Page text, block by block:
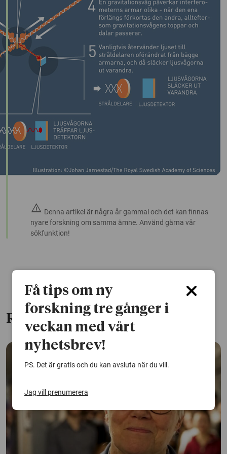
warning Denna artikel är några år gammal och det kan finnas
nyare forskning om samma ämne. Använd gärna vår
sökfunktion!
Relaterade artiklar
Få tips om ny
forskning tre gånger i
veckan med vårt
nyhetsbrev!
PS. Det är gratis och du kan avsluta när du vill.
Jag vill prenumerera